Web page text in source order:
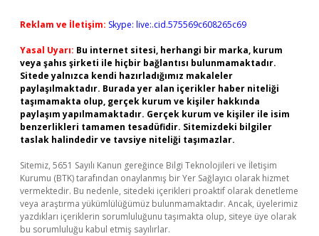
Reklam ve İletişim: Skype: live:.cid.575569c608265c69
Yasal Uyarı: Bu internet sitesi, herhangi bir marka, kurum
veya şahıs şirketi ile hiçbir bağlantısı bulunmamaktadır.
Sitede yalnızca kendi hazırladığımız makaleler
paylaşılmaktadır. Burada yer alan içerikler haber niteliği
taşımamakta olup, gerçek kurum ve kişiler hakkında
paylaşım yapılmamaktadır. Gerçek kurum ve kişiler ile isim
benzerlikleri tamamen tesadüfidir. Sitemizdeki bilgiler
taslak halindedir ve tavsiye niteliği taşımazlar.
Sitemiz, 5651 Sayılı Kanun gereğince Bilgi Teknolojileri ve İletişim
Kurumu (BTK) tarafından onaylanmış bir Yer Sağlayıcı olarak hizmet
vermektedir. Bu nedenle, sitedeki içerikleri proaktif olarak denetleme
veya araştırma yükümlülüğümüz bulunmamaktadır. Ancak, üyelerimiz
yazdıkları içeriklerin sorumluluğunu taşımakta olup, siteye üye olarak
bu sorumluluğu kabul etmiş sayılırlar.